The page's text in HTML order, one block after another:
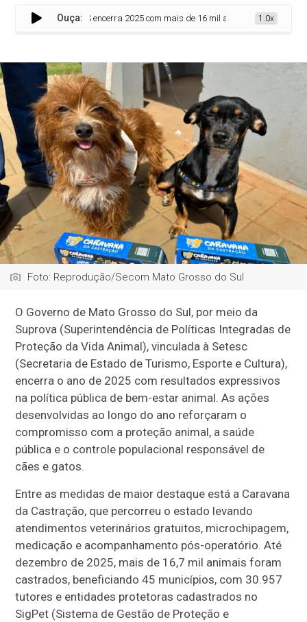
Ouça:
de MS encerra 2025 com mais de 16 mil animais castrados e avanços
1.0x
Foto: Reprodução/Secom Mato Grosso do Sul
O Governo de Mato Grosso do Sul, por meio da
Suprova (Superintendência de Políticas Integradas de
Proteção da Vida Animal), vinculada à Setesc
(Secretaria de Estado de Turismo, Esporte e Cultura),
encerra o ano de 2025 com resultados expressivos
na política pública de bem-estar animal. As ações
desenvolvidas ao longo do ano reforçaram o
compromisso com a proteção animal, a saúde
pública e o controle populacional responsável de
cães e gatos.
Entre as medidas de maior destaque está a Caravana
da Castração, que percorreu o estado levando
atendimentos veterinários gratuitos, microchipagem,
medicação e acompanhamento pós-operatório. Até
dezembro de 2025, mais de 16,7 mil animais foram
castrados, beneficiando 45 municípios, com 30.957
tutores e entidades protetoras cadastrados no
SigPet (Sistema de Gestão de Proteção e